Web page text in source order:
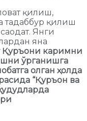
қилиш,
тадаббур қилиш
Янги
яна
каримни
ўрганишга
олган ҳолда
“Қуръон ва